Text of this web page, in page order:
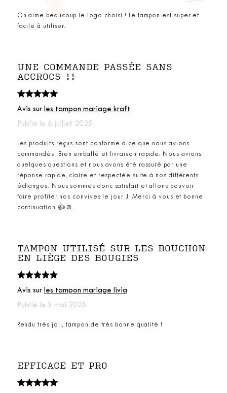
On aime beaucoup le logo choisi ! Le tampon est super et
facile à utiliser.
UNE COMMANDE PASSÉE SANS
ACCROCS !!
Avis sur les tampon mariage kraft
Publié le 6 juillet 2025
Les produits reçus sont conforme à ce que nous avions
commandés. Bien emballé et livraison rapide. Nous avions
quelques questions et nous avons été rassuré par une
réponse rapide, claire et respectée suite à nos différents
échanges. Nous sommes donc satisfait et allons pouvoir
faire profiter nos convives le jour J. Merci à vous et bonne
continuation 👍☺️.
TAMPON UTILISÉ SUR LES BOUCHON
EN LIÈGE DES BOUGIES
Avis sur les tampon mariage livia
Publié le 5 mai 2025
Rendu très joli, tampon de très bonne qualité !
EFFICACE ET PRO